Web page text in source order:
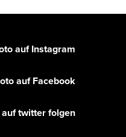
auf Instagram
auf Facebook
twitter folgen